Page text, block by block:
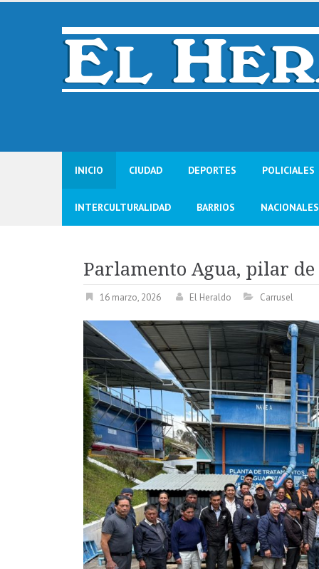
Skip
INICIO CIUDAD DEPORTES POLICIALES
INTERCULTURALIDAD BARRIOS NACIONALES
Parlamento Agua, pilar
16 marzo, 2026 El Heraldo Carrusel